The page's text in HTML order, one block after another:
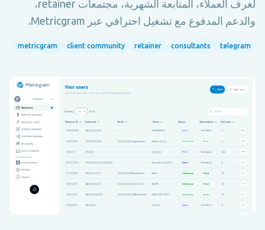
لغرف العملاء، المتابعة الشهرية، مجتمعات retainer،
والدعم المدفوع مع تشغيل احترافي عبر Metricgram.
telegram
consultants
retainer
client community
metricgram